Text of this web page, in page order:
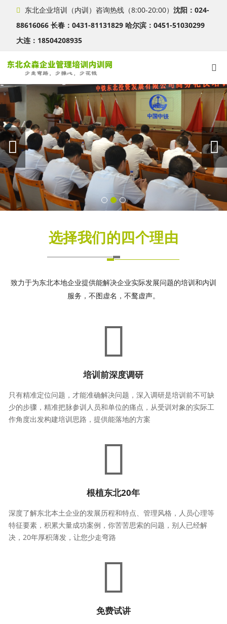
东北企业培训（内训）咨询热线（8:00-20:00）沈阳：024-
88616066 长春：0431-81131829 哈尔滨：0451-51030299
大连：18504208935
选择我们的四个理由
致力于为东北本地企业提供能解决企业实际发展问题的培训和内训
服务，不图虚名，不鹜虚声。
培训前深度调研
只有精准定位问题，才能准确解决问题，深入调研是培训前不可缺
少的步骤，精准把脉参训人员和单位的痛点，从受训对象的实际工
作角度出发构建培训思路，提供能落地的方案
根植东北20年
深度了解东北本土企业的发展历程和特点、管理风格，人员心理等
特征要素，积累大量成功案例，你苦苦思索的问题，别人已经解
决，20年厚积薄发，让您少走弯路
免费试讲